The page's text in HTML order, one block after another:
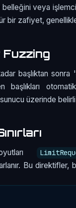
belleğini veya
bir zafiyet,
başlıktan
başlıkları
üzerinde
Bu direktifler,